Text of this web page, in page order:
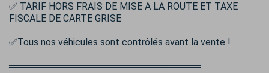
✅ TARIF HORS FRAIS DE MISE A LA ROUTE ET TAXE
FISCALE DE CARTE GRISE
✅Tous nos véhicules sont contrôlés avant la vente !
═════════════════════════════